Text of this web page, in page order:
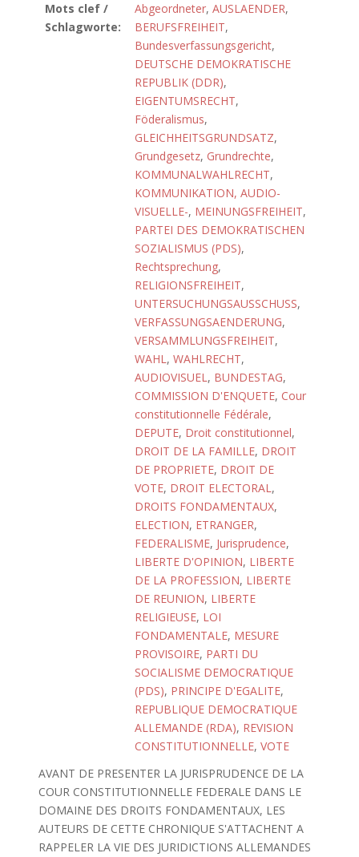
Mots clef /
Schlagworte:
Abgeordneter, AUSLAENDER,
BERUFSFREIHEIT,
Bundesverfassungsgericht,
DEUTSCHE DEMOKRATISCHE
REPUBLIK (DDR),
EIGENTUMSRECHT,
Föderalismus,
GLEICHHEITSGRUNDSATZ,
Grundgesetz, Grundrechte,
KOMMUNALWAHLRECHT,
KOMMUNIKATION, AUDIO-
VISUELLE-, MEINUNGSFREIHEIT,
PARTEI DES DEMOKRATISCHEN
SOZIALISMUS (PDS),
Rechtsprechung,
RELIGIONSFREIHEIT,
UNTERSUCHUNGSAUSSCHUSS,
VERFASSUNGSAENDERUNG,
VERSAMMLUNGSFREIHEIT,
WAHL, WAHLRECHT,
AUDIOVISUEL, BUNDESTAG,
COMMISSION D'ENQUETE, Cour
constitutionnelle Fédérale,
DEPUTE, Droit constitutionnel,
DROIT DE LA FAMILLE, DROIT
DE PROPRIETE, DROIT DE
VOTE, DROIT ELECTORAL,
DROITS FONDAMENTAUX,
ELECTION, ETRANGER,
FEDERALISME, Jurisprudence,
LIBERTE D'OPINION, LIBERTE
DE LA PROFESSION, LIBERTE
DE REUNION, LIBERTE
RELIGIEUSE, LOI
FONDAMENTALE, MESURE
PROVISOIRE, PARTI DU
SOCIALISME DEMOCRATIQUE
(PDS), PRINCIPE D'EGALITE,
REPUBLIQUE DEMOCRATIQUE
ALLEMANDE (RDA), REVISION
CONSTITUTIONNELLE, VOTE
AVANT DE PRESENTER LA JURISPRUDENCE DE LA
COUR CONSTITUTIONNELLE FEDERALE DANS LE
DOMAINE DES DROITS FONDAMENTAUX, LES
AUTEURS DE CETTE CHRONIQUE S'ATTACHENT A
RAPPELER LA VIE DES JURIDICTIONS ALLEMANDES